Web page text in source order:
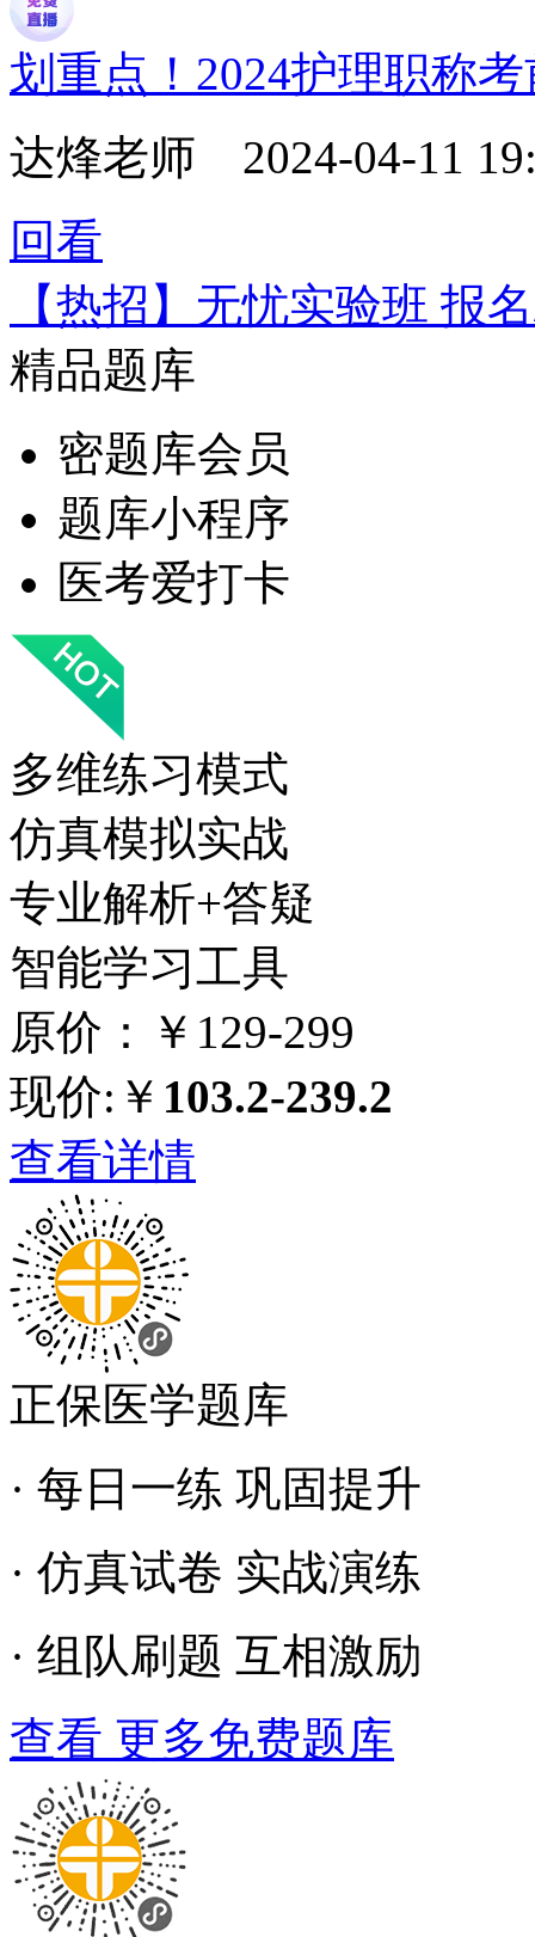
划重点！2024护理职称
达烽老师 2024-04-11
回看
【热招】无忧实验班 报
精品题库
密题库会员
题库小程序
医考爱打卡
多维练习模式
仿真模拟实战
专业解析+答疑
智能学习工具
原价：￥129-299
现价:￥ 103.2-239.2
查看详情
正保医学题库
· 每日一练 巩固提升
· 仿真试卷 实战演练
· 组队刷题 互相激励
查看 更多免费题库